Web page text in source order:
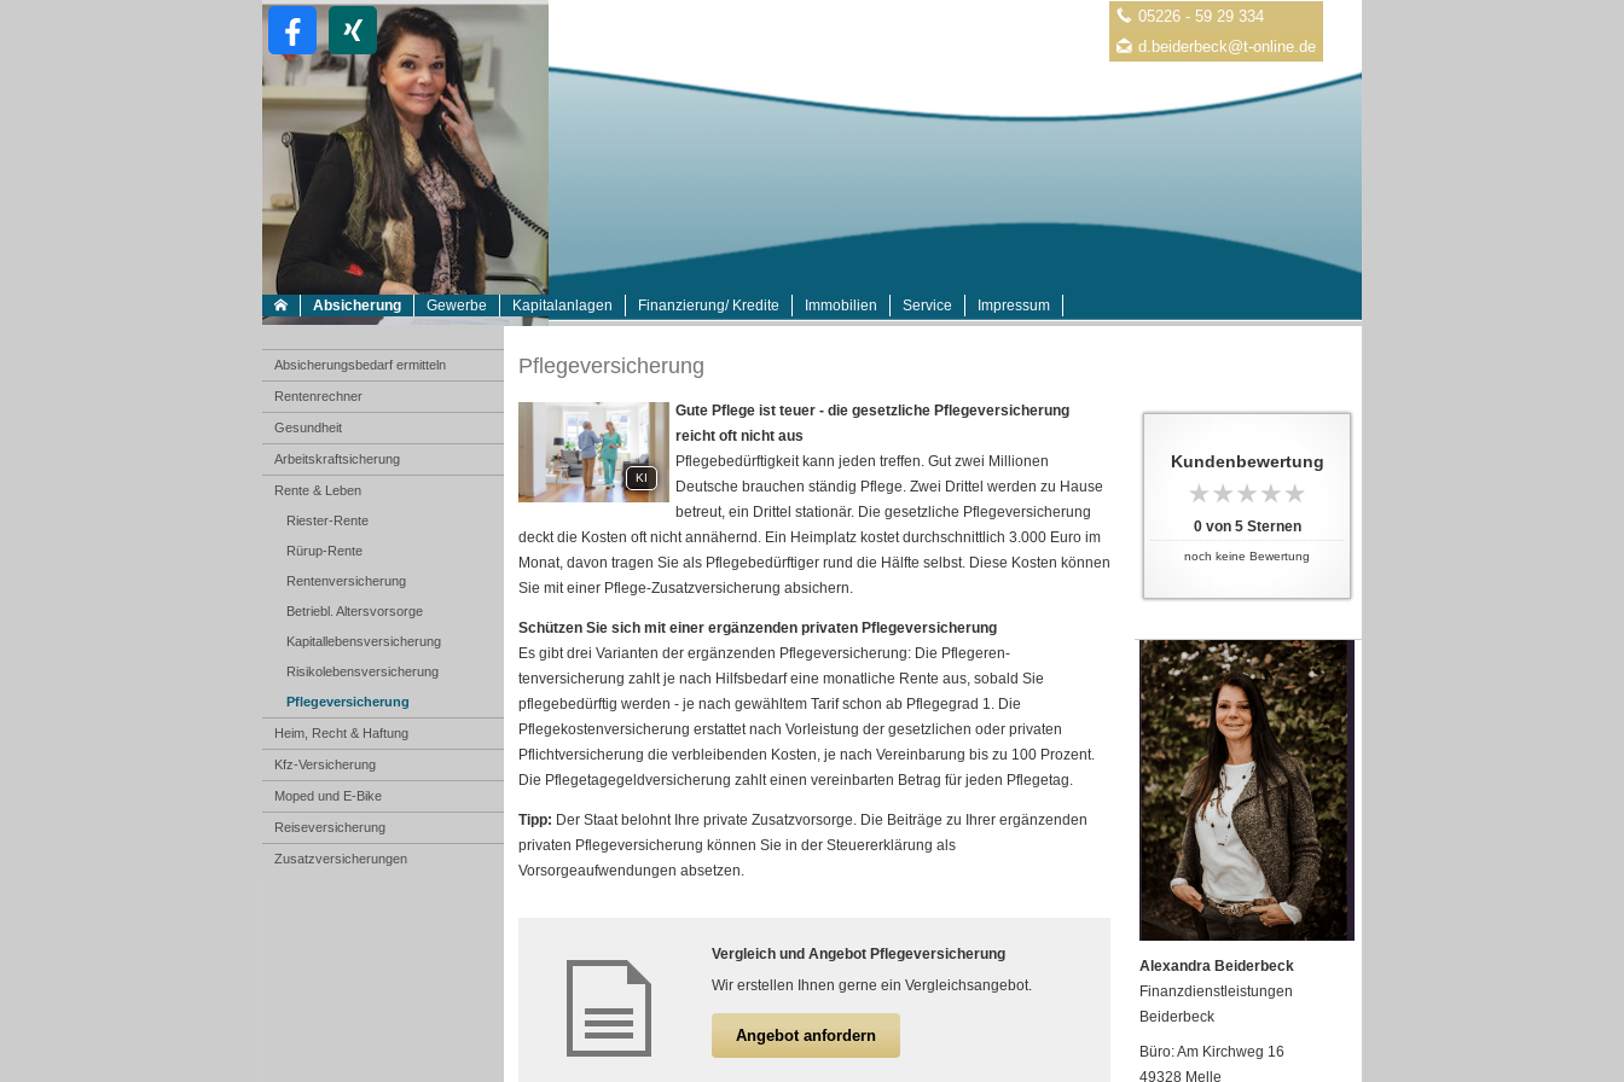
05226 - 59 29 334
d.beiderbeck@t-online.de
Absicherung
Absicherungsbedarf ermitteln
Rentenrechner
Gesundheit
Arbeitskraftsicherung
Rente & Leben
Riester-Rente
Rürup-Rente
Rentenversicherung
Betriebl. Alters­vorsorge
Ka­pi­tal­le­bens­ver­si­che­rung
Risiko­lebens­ver­si­che­rung
Pflege­ver­si­che­rung
Heim, Recht & Haftung
Kfz-Versicherung
Moped und E-Bike
Reiseversicherung
Zusatzversicherungen
Gewerbe Kapitalanlagen Finanzierung/ Kredite Immobilien Service Impressum
Kundenbewertung
0von 5Sternen
noch keine Bewertung
Alexandra Beiderbeck
Finanzdienstleistungen
Beiderbeck
Büro: Am Kirchweg 16
49328 Melle
Pflege­ver­si­che­rung
KI
Gute Pflege ist teuer - die gesetzliche Pflege­ver­si­che­rung
reicht oft nicht aus
Pflegebedürftigkeit kann jeden treffen. Gut zwei Millionen
Deutsche brauchen ständig Pflege. Zwei Drittel werden zu Hause
betreut, ein Drittel stationär. Die gesetzliche Pflege­ver­si­che­rung
deckt die Kosten oft nicht annähernd. Ein Heimplatz kostet durchschnittlich 3.000 Euro im
Monat, davon tragen Sie als Pflegebedürftiger rund die Hälfte selbst. Diese Kosten können
Sie mit einer Pflege-Zusatzversicherung absichern.
Schützen Sie sich mit einer ergänzenden privaten Pflege­ver­si­che­rung
Es gibt drei Varianten der ergänzenden Pflege­ver­si­che­rung: Die Pfle­ge­ren­
tenversicherung zahlt je nach Hilfsbedarf eine monatliche Rente aus, sobald Sie
pflegebedürftig werden - je nach gewähltem Tarif schon ab Pflegegrad 1. Die
Pflegekostenversicherung erstattet nach Vorleistung der gesetzlichen oder privaten
Pflichtversicherung die verbleibenden Kosten, je nach Vereinbarung bis zu 100 Prozent.
Die Pflegetagegeldversicherung zahlt einen vereinbarten Betrag für jeden Pflegetag.
Tipp: Der Staat belohnt Ihre private Zusatzvorsorge. Die Beiträge zu Ihrer ergänzenden
privaten Pflege­ver­si­che­rung können Sie in der Steuererklärung als
Vorsorgeaufwendungen absetzen.
Vergleich und Angebot Pflege­ver­si­che­rung
Wir erstellen Ihnen gerne ein Vergleichsangebot.
An­ge­bot an­for­dern